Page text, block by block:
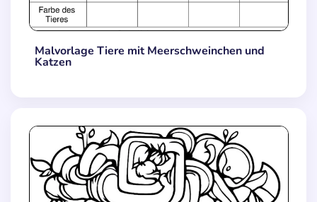
Malvorlage Tiere mit Meerschweinchen und
Katzen